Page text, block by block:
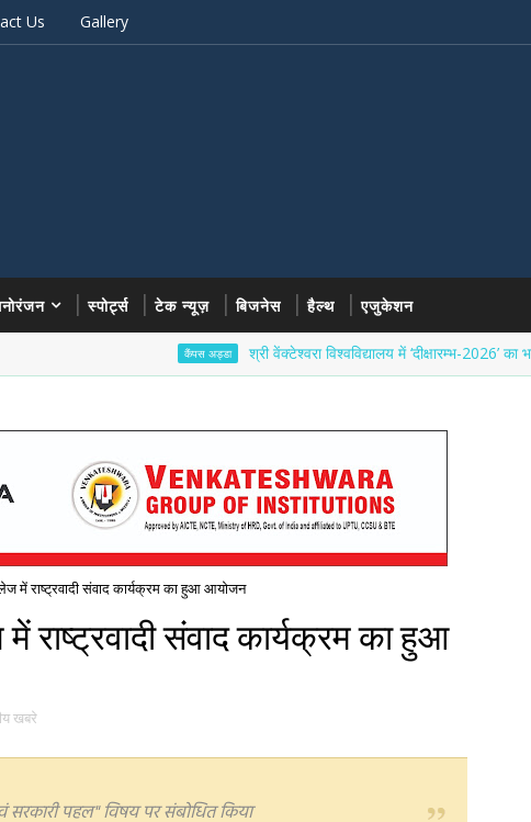
Us Gallery
स्पोर्ट्स टेक न्यूज़ बिजनेस हैल्थ एजुकेशन
श्री वेंक्टेश्वरा विश्वविद्यालय में ‘दीक्षारम्भ-2026’ का भव्य शुभारंभ
में राष्ट्रवादी संवाद कार्यक्रम का हुआ आयोजन
राष्ट्रवादी संवाद कार्यक्रम का हुआ
खबरे
सरकारी पहल" विषय पर संबोधित किया